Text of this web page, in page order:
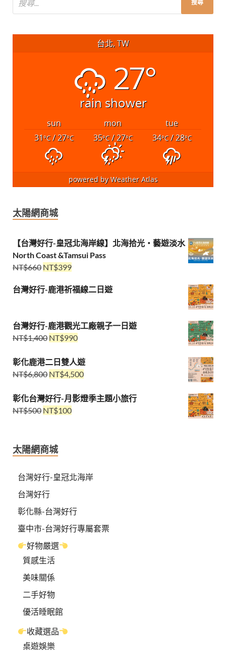
台北, TW
27°
rain shower
sun mon
tue
31°C/ 27°C 35°C/ 27°C 34°C/ 28°C
powered byWeather Atlas
太陽網商城
【台灣好行-皇冠北海岸線】北海拾光・藝遊淡水
North Coast &Tamsui Pass
NT$660 NT$399
台灣好行-鹿港祈福線二日遊
台灣好行-鹿港觀光工廠親子一日遊
NT$1,400 NT$990
彰化鹿港二日雙人遊
NT$6,800 NT$4,500
彰化台灣好行-月影燈季主題小旅行
NT$500 NT$100
太陽網商城
台灣好行-皇冠北海岸
台灣好行
彰化縣-台灣好行
臺中市-台灣好行專屬套票
好物嚴選
質感生活
美味關係
二手好物
優活睡眠館
收藏選品
桌遊娛樂